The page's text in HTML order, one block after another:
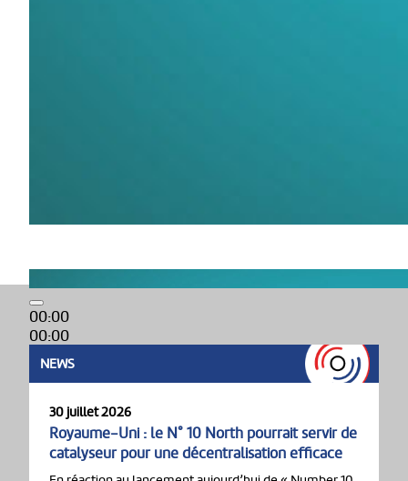
00:00
00:00
01:40
NEWS
30 juillet 2026
Royaume-Uni : le N° 10 North pourrait servir de
catalyseur pour une décentralisation efficace